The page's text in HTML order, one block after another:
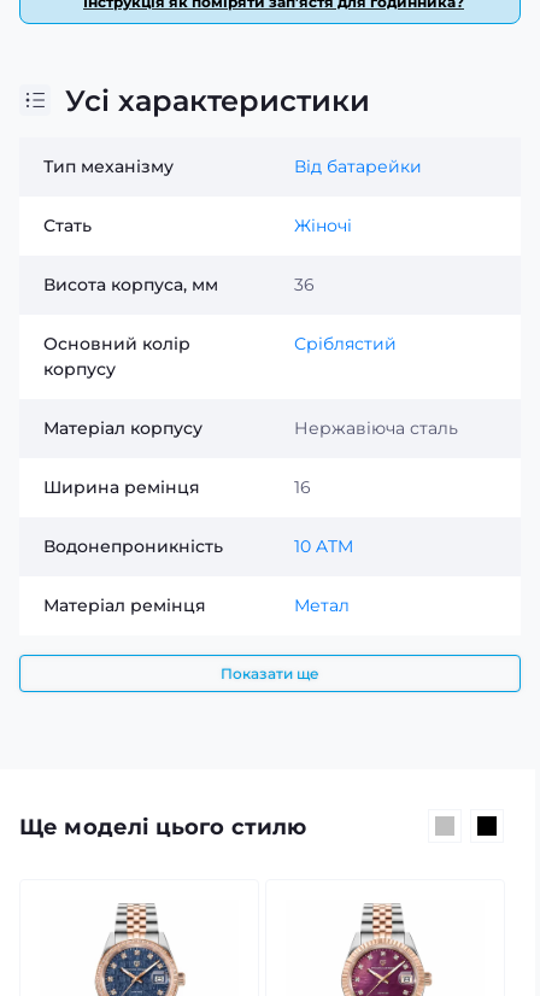
Усі характеристики
Тип механізму Від батарейки
Стать Жіночі
Висота корпуса, мм 36
Основний колір
корпусу
Сріблястий
Матеріал корпусу Нержавіюча сталь
Ширина ремінця 16
Водонепроникність 10 ATM
Матеріал ремінця Метал
Показати ще
Ще моделі цього стилю